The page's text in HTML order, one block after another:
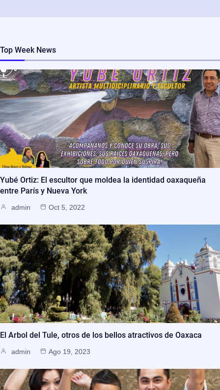
Top Week News
Yubé Ortiz: El escultor que moldea la identidad oaxaqueña
entre París y Nueva York
admin Oct 5, 2022
El Arbol del Tule, otros de los bellos atractivos de Oaxaca
admin Ago 19, 2023